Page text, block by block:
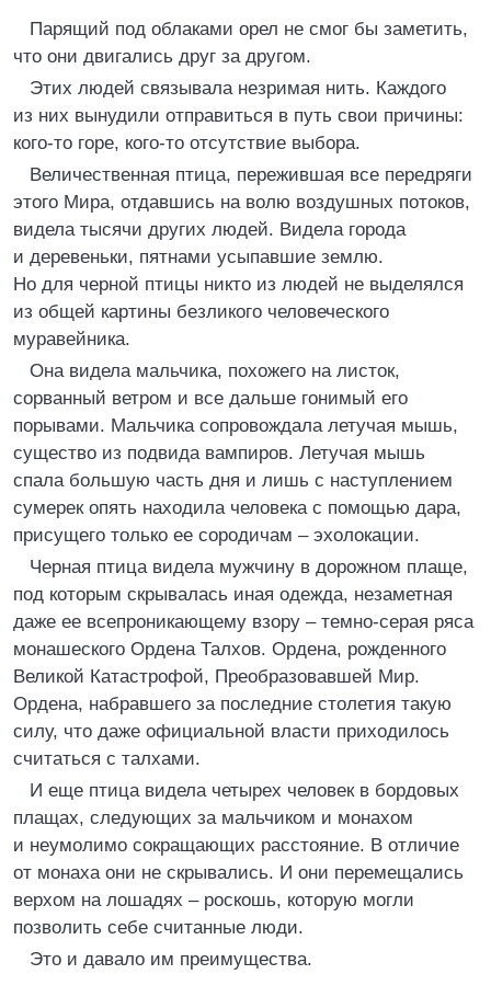
Парящий под облаками орел не смог бы заметить,
что они двигались друг за другом.
Этих людей связывала незримая нить. Каждого
из них вынудили отправиться в путь свои причины:
кого-то горе, кого-то отсутствие выбора.
Величественная птица, пережившая все передряги
этого Мира, отдавшись на волю воздушных потоков,
видела тысячи других людей. Видела города
и деревеньки, пятнами усыпавшие землю.
Но для черной птицы никто из людей не выделялся
из общей картины безликого человеческого
муравейника.
Она видела мальчика, похожего на листок,
сорванный ветром и все дальше гонимый его
порывами. Мальчика сопровождала летучая мышь,
существо из подвида вампиров. Летучая мышь
спала большую часть дня и лишь с наступлением
сумерек опять находила человека с помощью дара,
присущего только ее сородичам – эхолокации.
Черная птица видела мужчину в дорожном плаще,
под которым скрывалась иная одежда, незаметная
даже ее всепроникающему взору – темно-серая ряса
монашеского Ордена Талхов. Ордена, рожденного
Великой Катастрофой, Преобразовавшей Мир.
Ордена, набравшего за последние столетия такую
силу, что даже официальной власти приходилось
считаться с талхами.
И еще птица видела четырех человек в бордовых
плащах, следующих за мальчиком и монахом
и неумолимо сокращающих расстояние. В отличие
от монаха они не скрывались. И они перемещались
верхом на лошадях – роскошь, которую могли
позволить себе считанные люди.
Это и давало им преимущества.